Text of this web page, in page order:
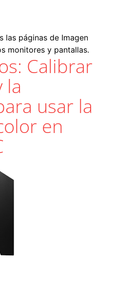
las páginas de Imagen
monitores y pantallas.
Calibrar
la
usar la
en